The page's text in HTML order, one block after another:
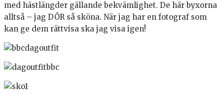
med hästlängder gällande bekvämlighet. De här byxorna
alltså – jag DÖR så sköna. När jag har en fotograf som
kan ge dem rättvisa ska jag visa igen!